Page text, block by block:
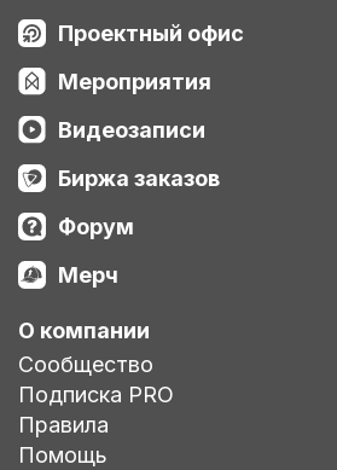
Проектный офис
Мероприятия
Видеозаписи
Биржа заказов
Форум
Мерч
О компании
Сообщество
Подписка PRO
Правила
Помощь